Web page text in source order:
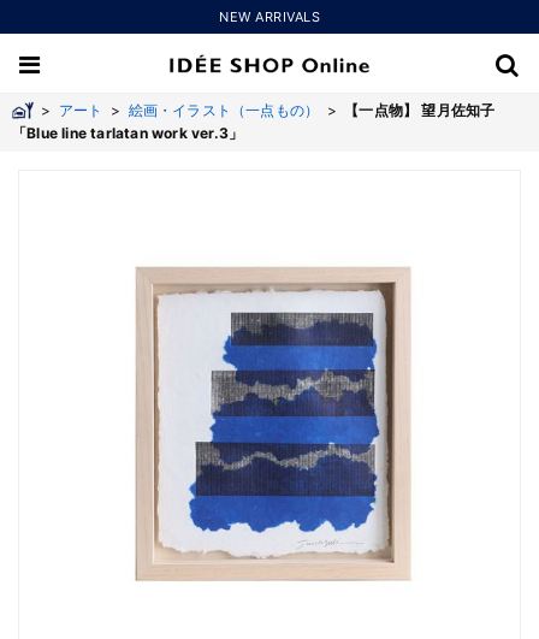
NEW ARRIVALS
> アート > 絵画・イラスト（一点もの） >
【一点物】 望月佐知子
「Blue line tarlatan work ver.3」